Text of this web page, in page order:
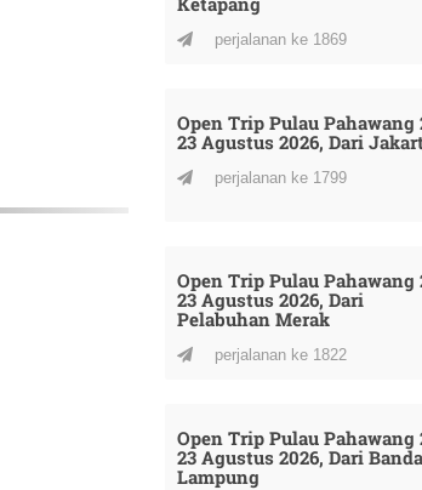
perjalanan ke 1869
Open Trip Pulau Pahawang
23 Agustus 2026, Dari
perjalanan ke 1799
Open Trip Pulau Pahawang
23 Agustus 2026, Dari
Pelabuhan Merak
perjalanan ke 1822
Open Trip Pulau Pahawang
23 Agustus 2026, Dari
Lampung